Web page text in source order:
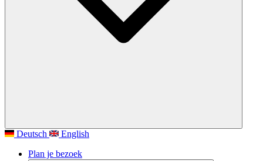
Deutsch
English
Plan je bezoek